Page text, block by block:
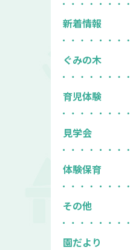
新着情報
ぐみの木
育児体験
見学会
体験保育
その他
園だより